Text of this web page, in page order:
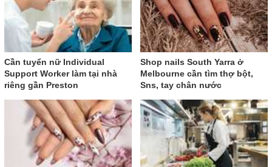
Cần tuyển nữ Individual
Support Worker làm tại nhà
riêng gần Preston
Shop nails South Yarra ở
Melbourne cần tìm thợ bột,
Sns, tay chân nước